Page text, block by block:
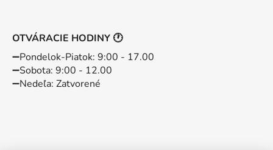
OTVÁRACIE HODINY 🕐
➖️Pondelok-Piatok: 9:00 - 17.00
➖️Sobota: 9:00 - 12.00
➖️Nedeľa: Zatvorené